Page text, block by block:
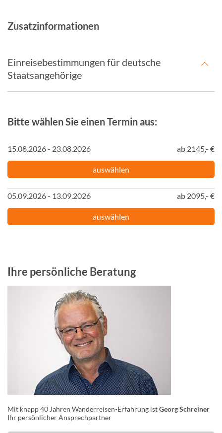
Zusatzinformationen
Einreisebestimmungen für deutsche
Staatsangehörige
Bitte wählen Sie einen Termin aus:
15.08.2026 - 23.08.2026 ab 2145,- €
auswählen
05.09.2026 - 13.09.2026 ab 2095,- €
auswählen
Ihre persönliche Beratung
Mit knapp 40 Jahren Wanderreisen-Erfahrung istGeorg Schreiner
Ihr persönlicher Ansprechpartner